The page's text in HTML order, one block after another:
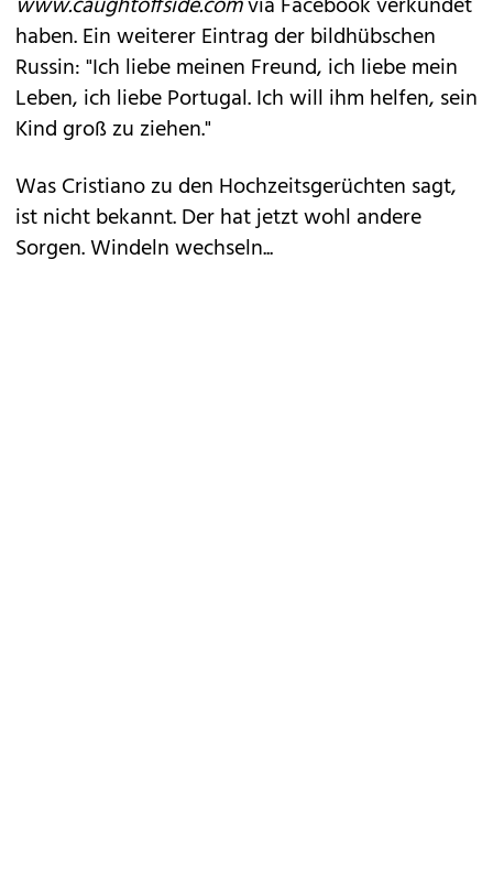
haben. Ein weiterer Eintrag der bildhübschen
Russin: "Ich liebe meinen Freund, ich liebe mein
Leben, ich liebe Portugal. Ich will ihm helfen, sein
Kind groß zu ziehen."
Was Cristiano zu den Hochzeitsgerüchten sagt,
ist nicht bekannt. Der hat jetzt wohl andere
Sorgen.Windeln wechseln...